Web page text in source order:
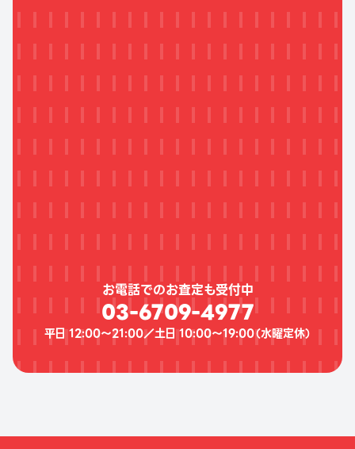
お電話でのお査定も受付中
03-6709-4977
平日 12:00〜21:00／土日 10:00〜19:00（水曜定休）